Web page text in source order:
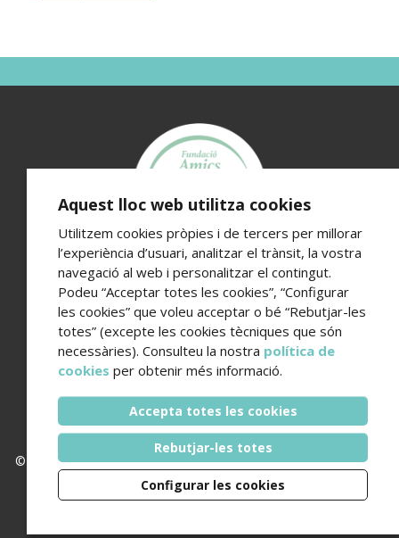
Fundació Amics de l’Hospital del Mar
Edifici Hospital del Mar · Passeig Marítim 25-29 · 08003
Barcelona
Telèfon de contacte (+34) 93 248 37 82 - Email
amics@hospitaldelmar.org
www.amicsdelhospitaldelmar.org
© 2006 - 2026 Hospital del Mar ·Avís legal i política de privacitat
Aquest lloc web utilitza cookies
Utilitzem cookies pròpies i de tercers per millorar
l’experiència d’usuari, analitzar el trànsit, la vostra
navegació al web i personalitzar el contingut.
Podeu “Acceptar totes les cookies”, “Configurar
les cookies” que voleu acceptar o bé “Rebutjar-les
totes” (excepte les cookies tècniques que són
necessàries). Consulteu la nostra política de
cookies per obtenir més informació.
Accepta totes les cookies
Rebutjar-les totes
Configurar les cookies